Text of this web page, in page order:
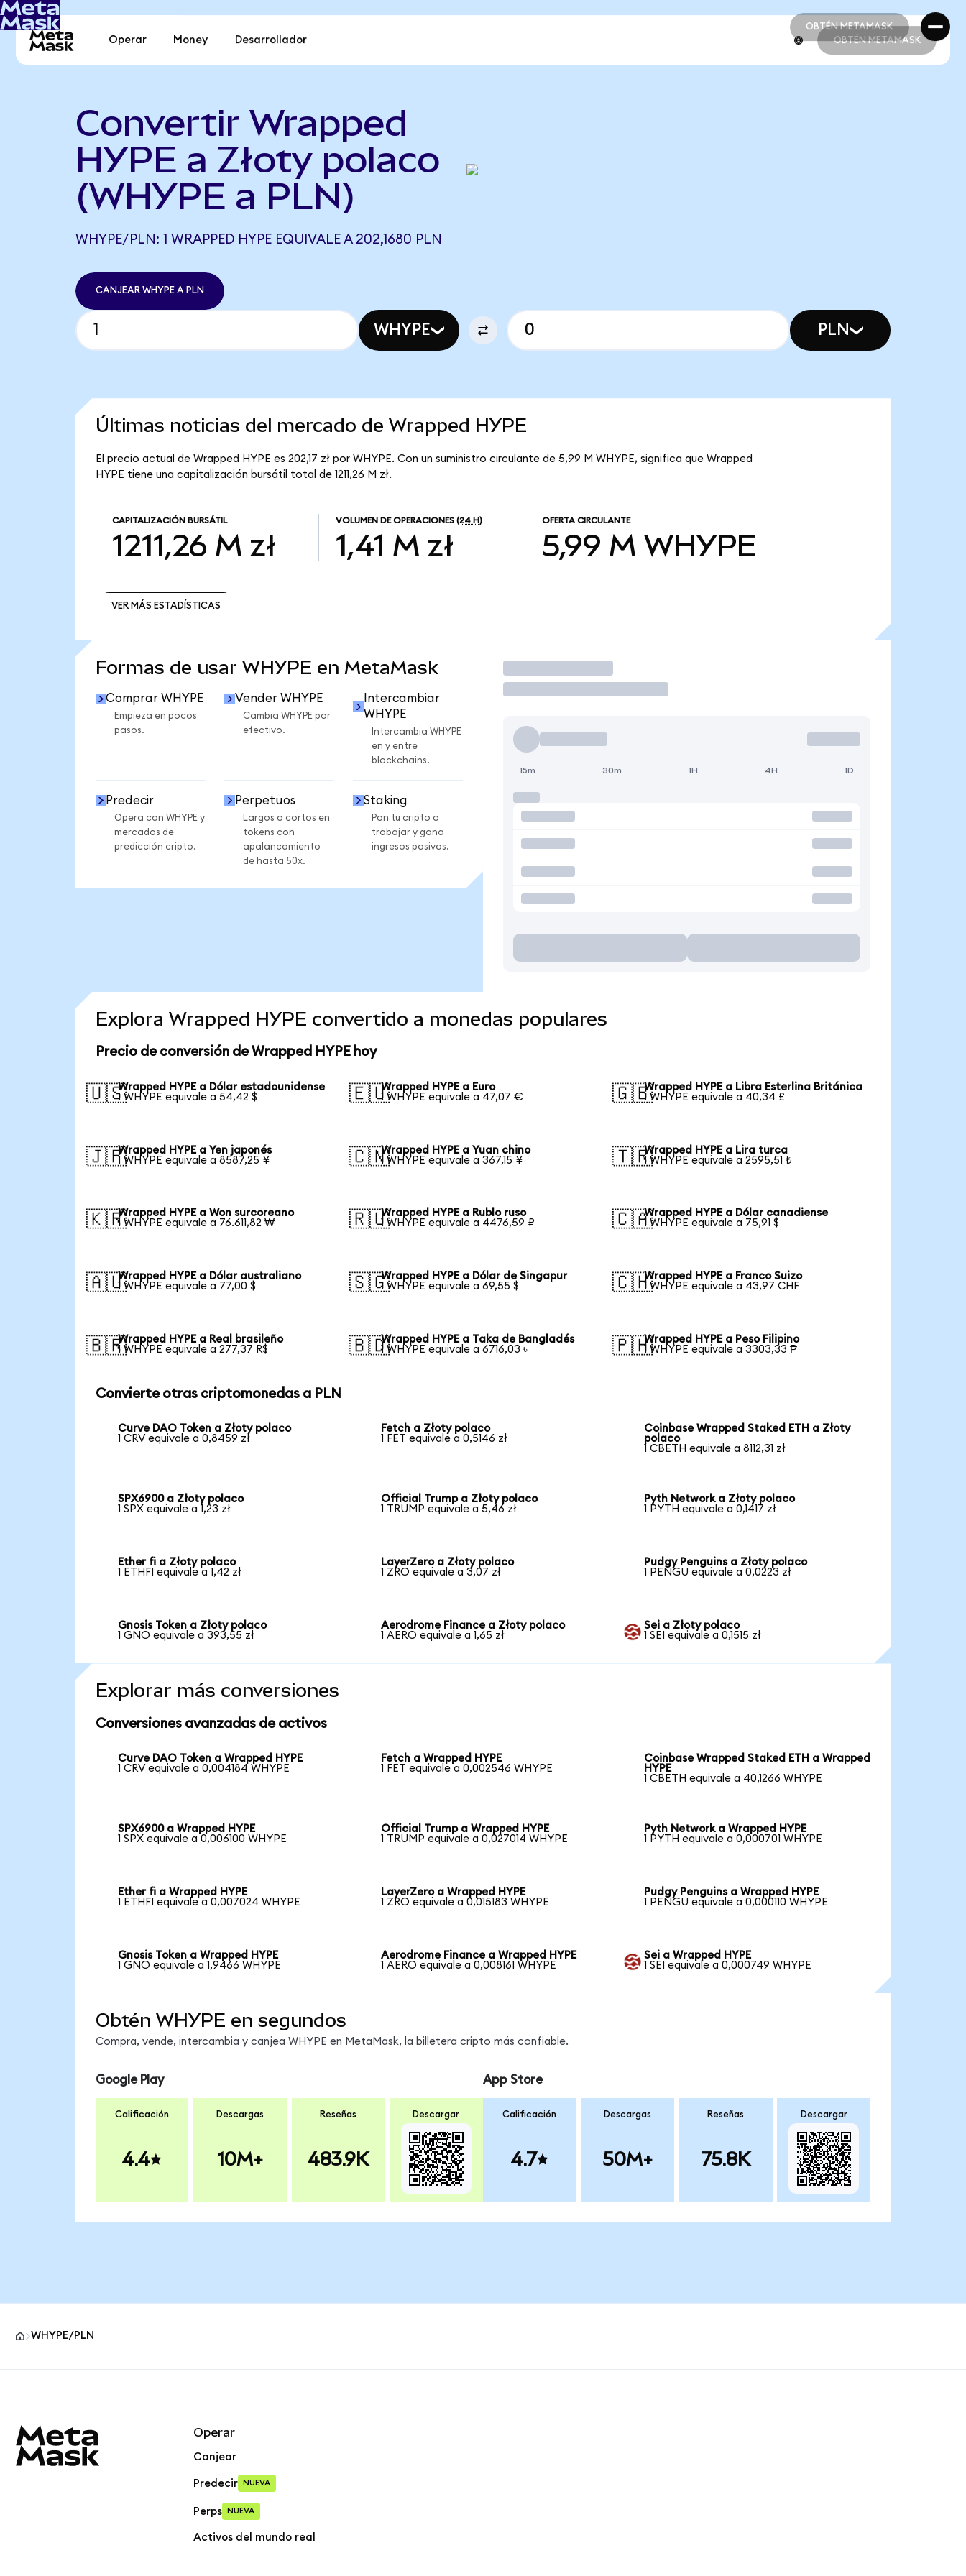
OBTÉN METAMASK
OBTÉN METAMASK
Operar Money Desarrollador OBTÉN METAMASK
Convertir Wrapped
HYPE a Złoty polaco
(WHYPE a PLN)
WHYPE/PLN: 1 WRAPPED HYPE EQUIVALE A 202,1680 PLN
CANJEAR WHYPE A PLN
WHYPE PLN
Últimas noticias del mercado de Wrapped HYPE
El precio actual de Wrapped HYPE es 202,17 zł por WHYPE. Con un suministro circulante de 5,99 M WHYPE, significa que Wrapped
HYPE tiene una capitalización bursátil total de 1211,26 M zł.
CAPITALIZACIÓN BURSÁTIL
1211,26 M zł
VOLUMEN DE OPERACIONES (24 H)
1,41 M zł
OFERTA CIRCULANTE
5,99 M WHYPE
VER MÁS ESTADÍSTICAS
Formas de usar WHYPE en MetaMask
Comprar WHYPE
Empieza en pocos
pasos.
Vender WHYPE
Cambia WHYPE por
efectivo.
Intercambiar
WHYPE
Intercambia WHYPE
en y entre
blockchains.
Predecir
Opera con WHYPE y
mercados de
predicción cripto.
Perpetuos
Largos o cortos en
tokens con
apalancamiento
de hasta 50x.
Staking
Pon tu cripto a
trabajar y gana
ingresos pasivos.
Operar
15m 30m 1H 4H 1D
Explora Wrapped HYPE convertido a monedas populares
Precio de conversión de Wrapped HYPE hoy
🇺🇸Wrapped HYPE a Dólar estadounidense
1 WHYPE equivale a 54,42 $
🇪🇺Wrapped HYPE a Euro
1 WHYPE equivale a 47,07 €
🇬🇧Wrapped HYPE a Libra Esterlina Británica
1 WHYPE equivale a 40,34 £
🇯🇵Wrapped HYPE a Yen japonés
1 WHYPE equivale a 8587,25 ¥
🇨🇳Wrapped HYPE a Yuan chino
1 WHYPE equivale a 367,15 ¥
🇹🇷Wrapped HYPE a Lira turca
1 WHYPE equivale a 2595,51 ₺
🇰🇷Wrapped HYPE a Won surcoreano
1 WHYPE equivale a 76.611,82 ₩
🇷🇺Wrapped HYPE a Rublo ruso
1 WHYPE equivale a 4476,59 ₽
🇨🇦Wrapped HYPE a Dólar canadiense
1 WHYPE equivale a 75,91 $
🇦🇺Wrapped HYPE a Dólar australiano
1 WHYPE equivale a 77,00 $
🇸🇬Wrapped HYPE a Dólar de Singapur
1 WHYPE equivale a 69,55 $
🇨🇭Wrapped HYPE a Franco Suizo
1 WHYPE equivale a 43,97 CHF
🇧🇷Wrapped HYPE a Real brasileño
1 WHYPE equivale a 277,37 R$
🇧🇩Wrapped HYPE a Taka de Bangladés
1 WHYPE equivale a 6716,03 ৳
🇵🇭Wrapped HYPE a Peso Filipino
1 WHYPE equivale a 3303,33 ₱
Convierte otras criptomonedas a PLN
Curve DAO Token a Złoty polaco
1 CRV equivale a 0,8459 zł
Fetch a Złoty polaco
1 FET equivale a 0,5146 zł
Coinbase Wrapped Staked ETH a Złoty
polaco
1 CBETH equivale a 8112,31 zł
SPX6900 a Złoty polaco
1 SPX equivale a 1,23 zł
Official Trump a Złoty polaco
1 TRUMP equivale a 5,46 zł
Pyth Network a Złoty polaco
1 PYTH equivale a 0,1417 zł
Ether fi a Złoty polaco
1 ETHFI equivale a 1,42 zł
LayerZero a Złoty polaco
1 ZRO equivale a 3,07 zł
Pudgy Penguins a Złoty polaco
1 PENGU equivale a 0,0223 zł
Gnosis Token a Złoty polaco
1 GNO equivale a 393,55 zł
Aerodrome Finance a Złoty polaco
1 AERO equivale a 1,65 zł
Sei a Złoty polaco
1 SEI equivale a 0,1515 zł
Explorar más conversiones
Conversiones avanzadas de activos
Curve DAO Token a Wrapped HYPE
1 CRV equivale a 0,004184 WHYPE
Fetch a Wrapped HYPE
1 FET equivale a 0,002546 WHYPE
Coinbase Wrapped Staked ETH a Wrapped
HYPE
1 CBETH equivale a 40,1266 WHYPE
SPX6900 a Wrapped HYPE
1 SPX equivale a 0,006100 WHYPE
Official Trump a Wrapped HYPE
1 TRUMP equivale a 0,027014 WHYPE
Pyth Network a Wrapped HYPE
1 PYTH equivale a 0,000701 WHYPE
Ether fi a Wrapped HYPE
1 ETHFI equivale a 0,007024 WHYPE
LayerZero a Wrapped HYPE
1 ZRO equivale a 0,015183 WHYPE
Pudgy Penguins a Wrapped HYPE
1 PENGU equivale a 0,000110 WHYPE
Gnosis Token a Wrapped HYPE
1 GNO equivale a 1,9466 WHYPE
Aerodrome Finance a Wrapped HYPE
1 AERO equivale a 0,008161 WHYPE
Sei a Wrapped HYPE
1 SEI equivale a 0,000749 WHYPE
Obtén WHYPE en segundos
Compra, vende, intercambia y canjea WHYPE en MetaMask, la billetera cripto más confiable.
Google Play
Calificación
4.4
Descargas
10M+
Reseñas
483.9K
Descargar
App Store
Calificación
4.7
Descargas
50M+
Reseñas
75.8K
Descargar
WHYPE/PLN
Operar
Canjear
Predecir NUEVA
Perps NUEVA
Activos del mundo real